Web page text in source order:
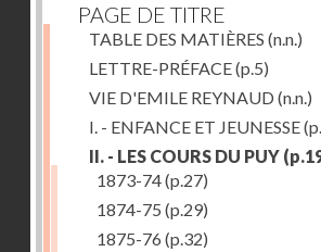
PAGE DE TITRE
TABLE DES MATIÈRES (n.n.)
LETTRE-PRÉFACE(p.5)
VIE D'EMILE REYNAUD (n.n.)
I. - ENFANCE ET JEUNESSE
II. - LES COURS DU PUY
1873-74(p.27)
1874-75 (p.29)
1875-76 (p.32)